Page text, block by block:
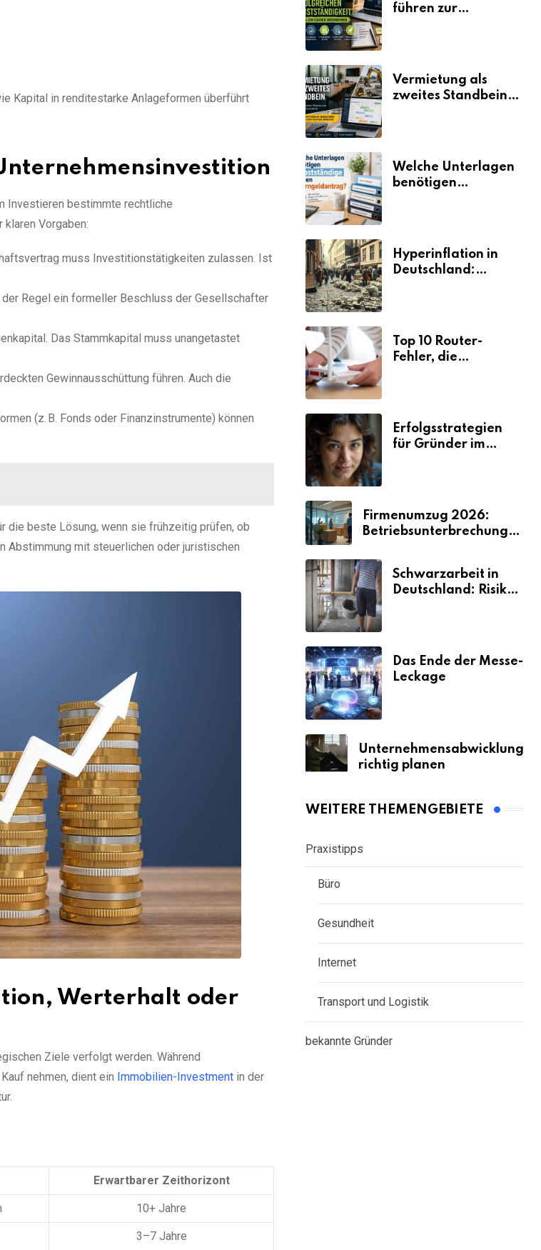
Kapital in renditestarke Anlageformen überführt
Investieren bestimmte rechtliche
Vorgaben:
muss Investitionstätigkeiten zulassen. Ist
Regel ein formeller Beschluss der Gesellschafter
Das Stammkapital muss unangetastet
Gewinnausschüttung führen. Auch die
(z. B. Fonds oder Finanzinstrumente) können
die beste Lösung, wenn sie frühzeitig prüfen, ob
mit steuerlichen oder juristischen
Werterhalt oder
Ziele verfolgt werden. Während
nehmen, dient ein Immobilien-Investment in der
Erwartbarer Zeithorizont
10+ Jahre
3–7 Jahre
führen zur
Vermietung als
zweites Standbein:
Umsätze machen
Welche Unterlagen
benötigen
Hyperinflation in
Deutschland:
Top 10 Router-
Fehler, die
Erfolgsstrategien
für Gründer im
Firmenumzug 2026:
Betriebsunterbrechungen
Schwarzarbeit in
Deutschland: Risiken
Das Ende der Messe-
Leckage
Unternehmensabwicklung
richtig planen
WEITERE THEMENGEBIETE
Praxistipps
Büro
Gesundheit
Internet
Transport und Logistik
bekannte Gründer